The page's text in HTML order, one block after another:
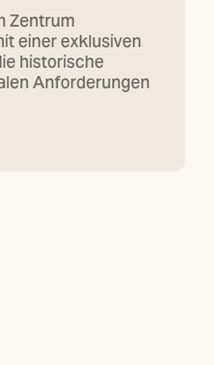
Zentrum
einer exklusiven
historische
Anforderungen